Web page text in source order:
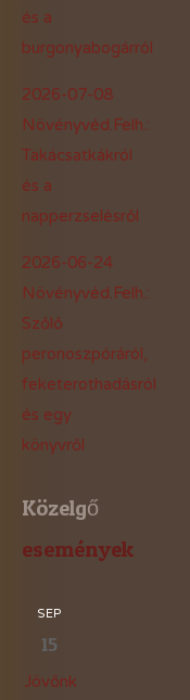
és a
burgonyabogárról
2026-07-08
Növényvéd.Felh.:
Takácsatkákról
és a
napperzselésről
2026-06-24
Növényvéd.Felh.:
Szőlő
peronoszpóráról,
feketerothadásról
és egy
könyvről
Közelgő
események
SEP
15
Jövőnk